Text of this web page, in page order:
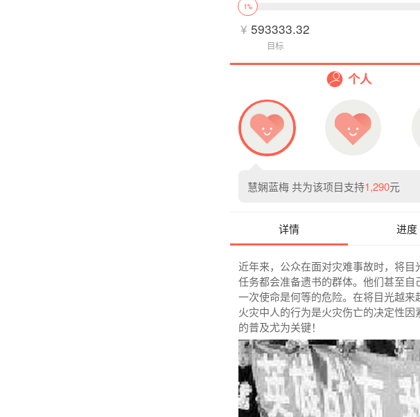
1%
¥ 593333.32
目标
个人
慧娴蓝梅共为该项目支持1,290元
详情 进度
近年来，公众在面对灾难事故时，将
任务都会准备遗书的群体。他们甚至
一次使命是何等的危险。在将目光越来
火灾中人的行为是火灾伤亡的决定性
的普及尤为关键！